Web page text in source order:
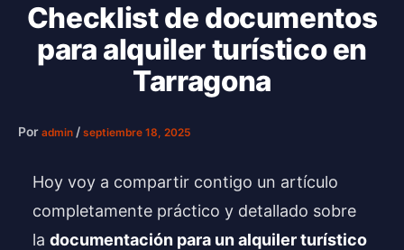
Checklist de documentos
para alquiler turístico en
Tarragona
Por admin / septiembre 18, 2025
Hoy voy a compartir contigo un artículo
completamente práctico y detallado sobre
la documentación para un alquiler turístico